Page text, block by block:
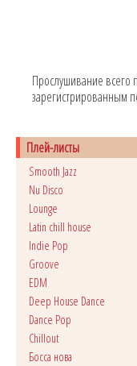
Прослушивание всего
зарегистрированным
Плей-листы
Smooth Jazz
Nu Disco
Lounge
Latin chill house
Indie Pop
Groove
EDM
Deep House Dance
Dance Pop
Сhillout
Босса нова